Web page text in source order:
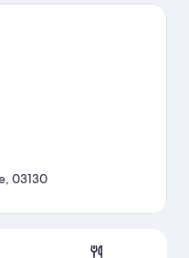
Martínez Valero o
03130